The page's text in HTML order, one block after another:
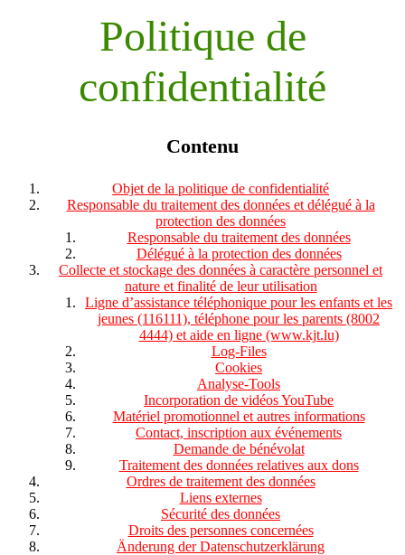
Politique de
confidentialité
Contenu
Objet de la politique de confidentialité
Responsable du traitement des données et délégué à la
protection des données
Responsable du traitement des données
Délégué à la protection des données
Collecte et stockage des données à caractère personnel et
nature et finalité de leur utilisation
Ligne d’assistance téléphonique pour les enfants et les
jeunes (116111), téléphone pour les parents (8002
4444) et aide en ligne (www.kjt.lu)
Log-Files
Cookies
Analyse-Tools
Incorporation de vidéos YouTube
Matériel promotionnel et autres informations
Contact, inscription aux événements
Demande de bénévolat
Traitement des données relatives aux dons
Ordres de traitement des données
Liens externes
Sécurité des données
Droits des personnes concernées
Änderung der Datenschutzerklärung